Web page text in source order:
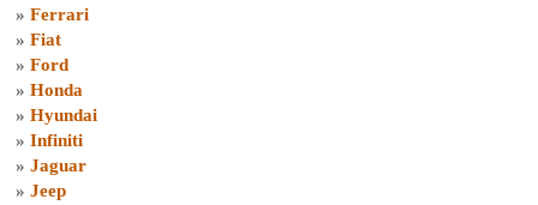
» Ferrari
» Fiat
» Ford
» Honda
» Hyundai
» Infiniti
» Jaguar
» Jeep